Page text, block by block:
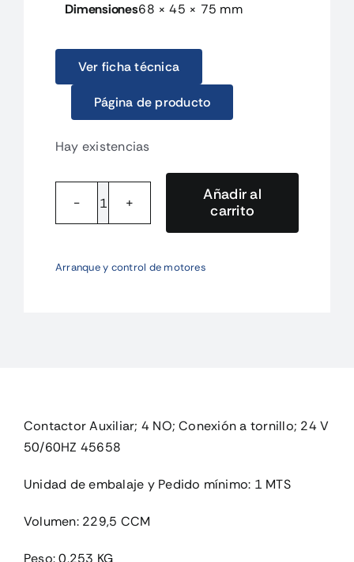
Dimensiones68 × 45 × 75 mm
Ver ficha técnica
Página de producto
Hay existencias
DILA-
40(24V50/60HZ)
Auxiliar;
Añadir al
carrito
Arranque y control de motores
Contactor Auxiliar; 4 NO; Conexión a tornillo; 24 V
50/60HZ 45658
Unidad de embalaje y Pedido mínimo: 1 MTS
Volumen: 229,5 CCM